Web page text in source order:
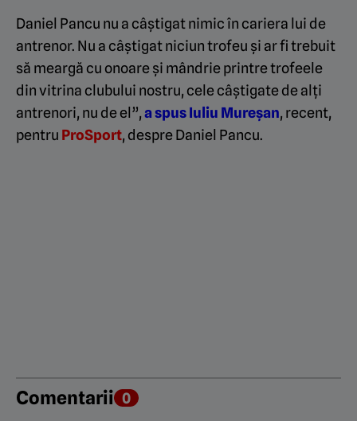
Daniel Pancu nu a câștigat nimic în cariera lui de
antrenor. Nu a câștigat niciun trofeu și ar fi trebuit
să meargă cu onoare și mândrie printre trofeele
din vitrina clubului nostru, cele câștigate de alți
antrenori, nu de el”,a spus Iuliu Mureșan, recent,
pentru ProSport, despre Daniel Pancu.
Comentarii 0